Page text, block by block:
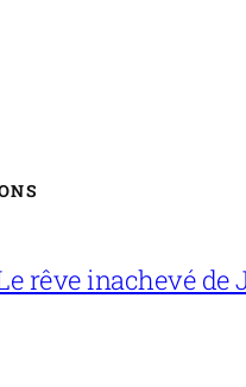
rêve inachevé de